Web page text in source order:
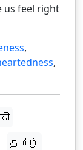
us feel right
,
,
தமிழ்